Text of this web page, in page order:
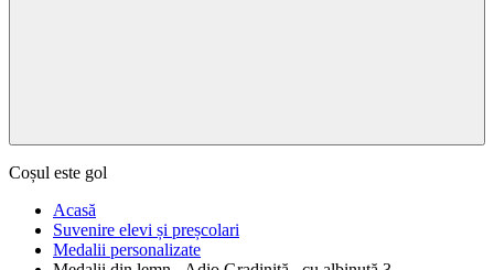
Coșul este gol
Acasă
Suvenire elevi și preșcolari
Medalii personalizate